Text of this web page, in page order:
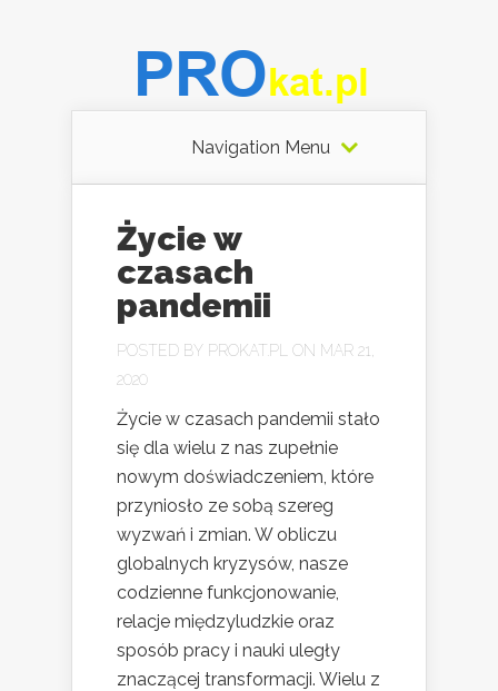
Navigation Menu
Życie w
czasach
pandemii
POSTED BY PROKAT.PL
ON MAR 21,
2020
Życie w czasach pandemii stało
się dla wielu z nas zupełnie
nowym doświadczeniem, które
przyniosło ze sobą szereg
wyzwań i zmian. W obliczu
globalnych kryzysów, nasze
codzienne funkcjonowanie,
relacje międzyludzkie oraz
sposób pracy i nauki uległy
znaczącej transformacji. Wielu z